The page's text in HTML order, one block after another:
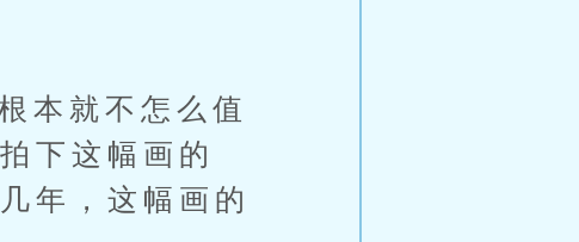
就不怎么值
下这幅画的
年，这幅画的